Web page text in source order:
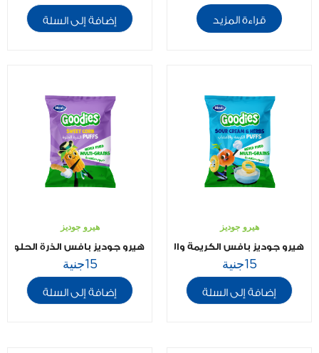
قراءة المزيد إضافة إلى السلة
هيرو جوديز
هيرو جوديز بافس الكريمة والأعشاب ٣٠جم
15جنية
إضافة إلى السلة
هيرو جوديز
هيرو جوديز بافس الذرة الحلوة٣٠جم
15جنية
إضافة إلى السلة